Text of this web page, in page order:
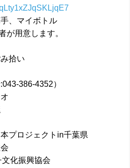
、マイボトル
が用意します。
拾い
386-4352）
ロジェクトin千葉県
化振興協会